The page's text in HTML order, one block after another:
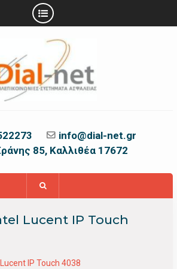
info@dial-net.gr
85, Καλλιθέα 17672
Lucent IP Touch
IP Touch 4038